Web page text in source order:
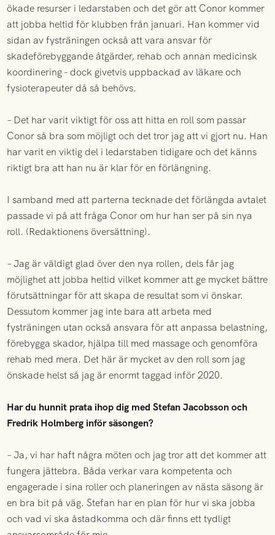
ökade resurser i ledarstaben och det gör att Conor kommer
att jobba heltid för klubben från januari. Han kommer vid
sidan av fysträningen också att vara ansvar för
skadeförebyggande åtgärder, rehab och annan medicinsk
koordinering - dock givetvis uppbackad av läkare och
fysioterapeuter då så behövs.
– Det har varit viktigt för oss att hitta en roll som passar
Conor så bra som möjligt och det tror jag att vi gjort nu. Han
har varit en viktig del i ledarstaben tidigare och det känns
riktigt bra att han nu är klar för en förlängning.
I samband med att parterna tecknade det förlängda avtalet
passade vi på att fråga Conor om hur han ser på sin nya
roll. (Redaktionens översättning).
– Jag är väldigt glad över den nya rollen, dels får jag
möjlighet att jobba heltid vilket kommer att ge mycket bättre
förutsättningar för att skapa de resultat som vi önskar.
Dessutom kommer jag inte bara att arbeta med
fysträningen utan också ansvara för att anpassa belastning,
förebygga skador, hjälpa till med massage och genomföra
rehab med mera. Det här är mycket av den roll som jag
önskade helst så jag är enormt taggad inför 2020.
Har du hunnit prata ihop dig med Stefan Jacobsson och
Fredrik Holmberg inför säsongen?
– Ja, vi har haft några möten och jag tror att det kommer att
fungera jättebra. Båda verkar vara kompetenta och
engagerade i sina roller och planeringen av nästa säsong är
en bra bit på väg. Stefan har en plan för hur vi ska jobba
och vad vi ska åstadkomma och där finns ett tydligt